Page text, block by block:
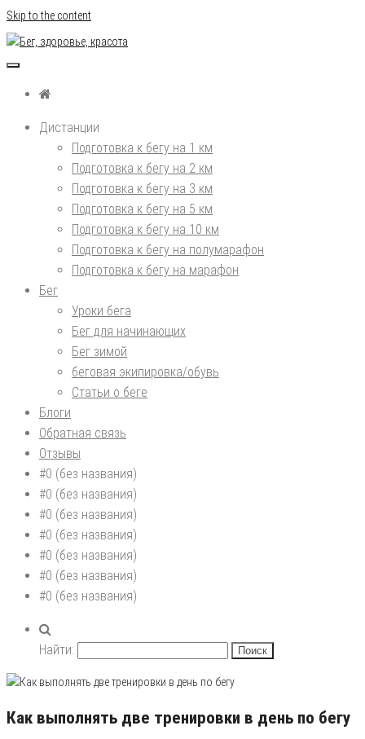
Skip to the content
Дистанции
Подготовка к бегу на 1 км
Подготовка к бегу на 2 км
Подготовка к бегу на 3 км
Подготовка к бегу на 5 км
Подготовка к бегу на 10 км
Подготовка к бегу на полумарафон
Подготовка к бегу на марафон
Бег
Уроки бега
Бег для начинающих
Бег зимой
беговая экипировка/обувь
Статьи о беге
Блоги
Обратная связь
Отзывы
#0 (без названия)
#0 (без названия)
#0 (без названия)
#0 (без названия)
#0 (без названия)
#0 (без названия)
#0 (без названия)
Найти:
Как выполнять две тренировки в день по бегу